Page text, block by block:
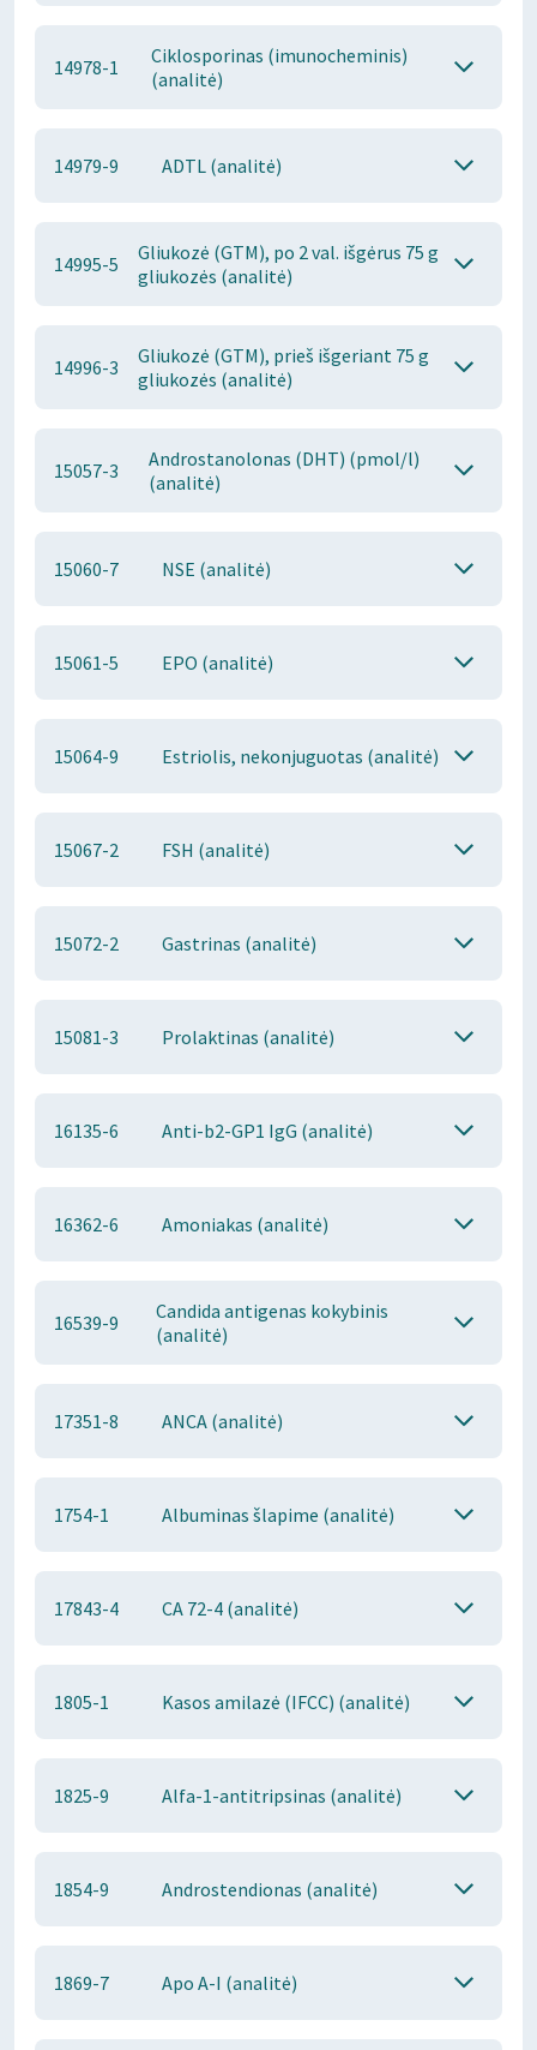
14978-1
Ciklosporinas (imunocheminis)
(analitė)
14979-9 ADTL (analitė)
14995-5
Gliukozė (GTM), po 2 val. išgėrus 75 g
gliukozės (analitė)
14996-3
Gliukozė (GTM), prieš išgeriant 75 g
gliukozės (analitė)
15057-3
Androstanolonas (DHT) (pmol/l)
(analitė)
15060-7 NSE (analitė)
15061-5 EPO (analitė)
15064-9 Estriolis, nekonjuguotas (analitė)
15067-2 FSH (analitė)
15072-2 Gastrinas (analitė)
15081-3 Prolaktinas (analitė)
16135-6 Anti-b2-GP1 IgG (analitė)
16362-6 Amoniakas (analitė)
16539-9
Candida antigenas kokybinis
(analitė)
17351-8 ANCA (analitė)
1754-1 Albuminas šlapime (analitė)
17843-4 CA 72-4 (analitė)
1805-1 Kasos amilazė (IFCC) (analitė)
1825-9 Alfa-1-antitripsinas (analitė)
1854-9 Androstendionas (analitė)
1869-7 Apo A-I (analitė)